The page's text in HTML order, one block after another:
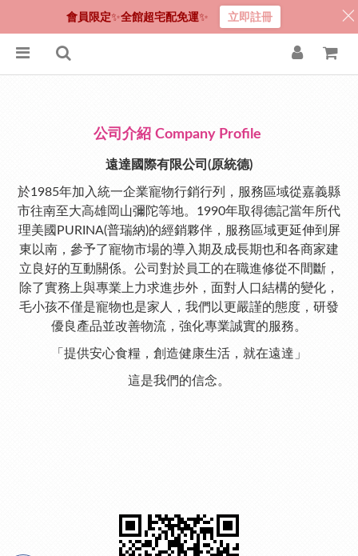
公司介紹 Company Profile
遠達國際有限公司(原統德)
於1985年加入統一企業寵物行銷行列，服務區域從嘉義縣
市往南至大高雄岡山彌陀等地。1990年取得德記當年所代
理美國PURINA(普瑞納)的經銷夥伴，服務區域更延伸到屏
東以南，參予了寵物市場的導入期及成長期也和各商家建
立良好的互動關係。公司對於員工的在職進修從不間斷，
除了實務上與專業上力求進步外，面對人口結構的變化，
毛小孩不僅是寵物也是家人，我們以更嚴謹的態度，研發
優良產品並改善物流，強化專業誠實的服務。
「提供安心食糧，創造健康生活，就在遠達」
這是我們的信念。
會員限定✨全館超宅配免運✨ 立即註冊